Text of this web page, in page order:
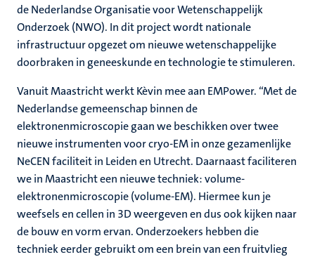
de Nederlandse Organisatie voor Wetenschappelijk
Onderzoek (NWO). In dit project wordt nationale
infrastructuur opgezet om nieuwe wetenschappelijke
doorbraken in geneeskunde en technologie te stimuleren.
Vanuit Maastricht werkt Kèvin mee aan EMPower. “Met de
Nederlandse gemeenschap binnen de
elektronenmicroscopie gaan we beschikken over twee
nieuwe instrumenten voor cryo-EM in onze gezamenlijke
NeCEN faciliteit in Leiden en Utrecht. Daarnaast faciliteren
we in Maastricht een nieuwe techniek: volume-
elektronenmicroscopie (volume-EM). Hiermee kun je
weefsels en cellen in 3D weergeven en dus ook kijken naar
de bouw en vorm ervan. Onderzoekers hebben die
techniek eerder gebruikt om een brein van een fruitvlieg